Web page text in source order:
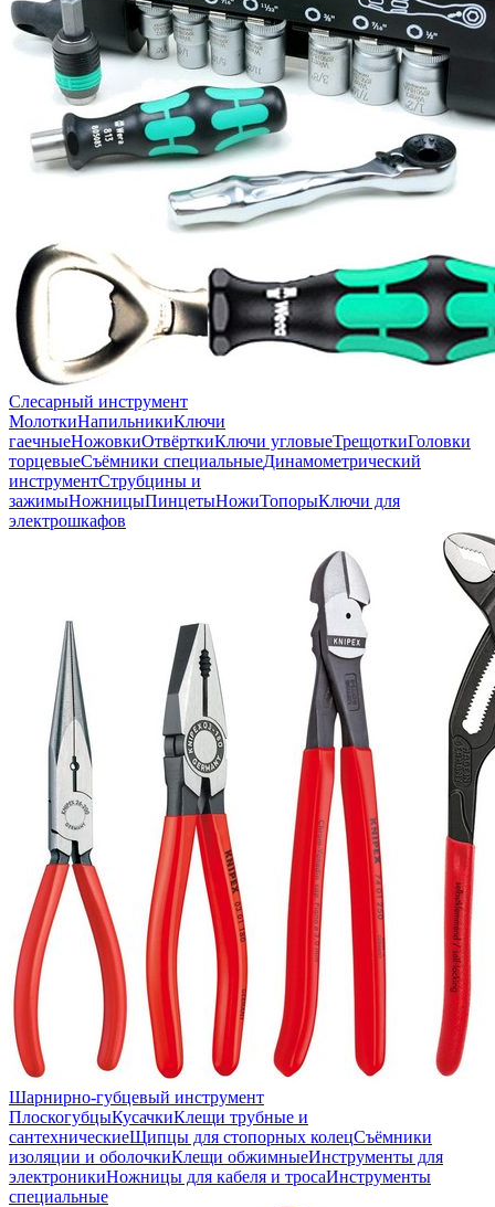
Слесарный инструмент
МолоткиНапильникиКлючи
гаечныеНожовкиОтвёрткиКлючи угловыеТрещоткиГоловки
торцевыеСъёмники специальныеДинамометрический
инструментСтрубцины и
зажимыНожницыПинцетыНожиТопорыКлючи для
электрошкафов
Шарнирно-губцевый инструмент
ПлоскогубцыКусачкиКлещи трубные и
сантехническиеЩипцы для стопорных колецСъёмники
изоляции и оболочкиКлещи обжимныеИнструменты для
электроникиНожницы для кабеля и тросаИнструменты
специальные